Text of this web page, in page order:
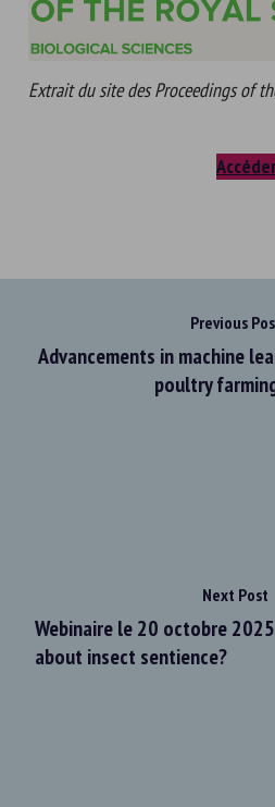
Extrait du site des Proceedings of
Previous
Advancements in machine
poultry
Next Post
Webinaire le 20 octobre
about insect sentience?